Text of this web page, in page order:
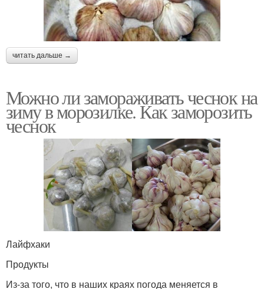
читать дальше →
Можно ли замораживать чеснок на
зиму в морозилке. Как заморозить
чеснок
Лайфхаки
Продукты
Из-за того, что в наших краях погода меняется в